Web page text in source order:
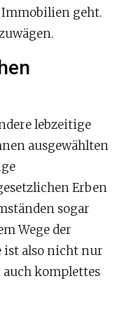
geht.
lebzeitige
ausgewählten
Erben
sogar
Wege der
ist also nicht nur
auch komplettes